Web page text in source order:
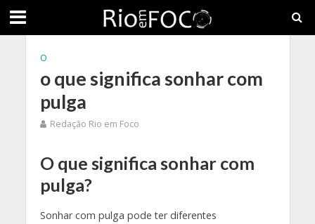
O
o que significa sonhar com
pulga
Redação Rio em Foco
O que significa sonhar com
pulga?
Sonhar com pulga pode ter diferentes